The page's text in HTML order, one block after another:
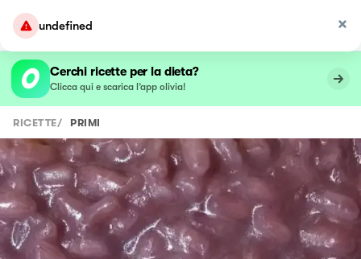
undefined
Cerchi ricette per la dieta?
Clicca qui e scarica l’app olivia!
RICETTE/ PRIMI